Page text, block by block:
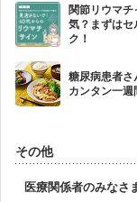
関節リウマ
気？まずはセ
ク！
糖尿病患者
カンタン一
その他
医療関係者のみなさ